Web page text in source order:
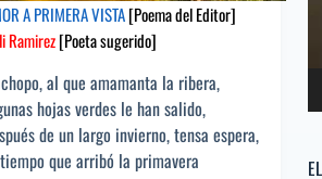
A PRIMERA VISTA[Poema del Editor]
Ramirez[Poeta sugerido]
al que amamanta la ribera,
hojas verdes le han salido,
de un largo invierno, tensa espera,
que arribó la primavera